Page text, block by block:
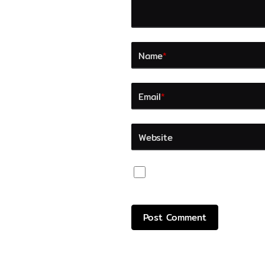
Name*
Email*
Website